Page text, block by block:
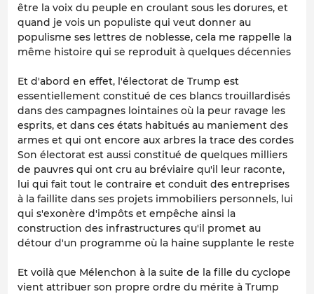
être la voix du peuple en croulant sous les dorures, et
quand je vois un populiste qui veut donner au
populisme ses lettres de noblesse, cela me rappelle la
même histoire qui se reproduit à quelques décennies
Et d'abord en effet, l'électorat de Trump est
essentiellement constitué de ces blancs trouillardisés
dans des campagnes lointaines où la peur ravage les
esprits, et dans ces états habitués au maniement des
armes et qui ont encore aux arbres la trace des cordes
Son électorat est aussi constitué de quelques milliers
de pauvres qui ont cru au bréviaire qu'il leur raconte,
lui qui fait tout le contraire et conduit des entreprises
à la faillite dans ses projets immobiliers personnels, lui
qui s'exonère d'impôts et empêche ainsi la
construction des infrastructures qu'il promet au
détour d'un programme où la haine supplante le reste
Et voilà que Mélenchon à la suite de la fille du cyclope
vient attribuer son propre ordre du mérite à Trump